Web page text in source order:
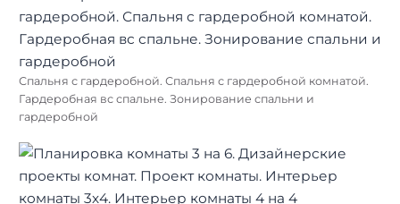
Спальня с гардеробной. Спальня с гардеробной комнатой.
Гардеробная вс спальне. Зонирование спальни и
гардеробной